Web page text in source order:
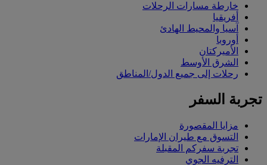
خارطة مسارات الرحلات
أفريقيا
آسيا والمحيط الهادئ
أوروبا
الأميركتان
الشرق الأوسط
رحلات إلى جميع الدول/المناطق
تجربة السفر
مزايا المقصورة
التسوق مع طيران الإمارات
تجربة سفركم المقبلة
الترفيه الجوي